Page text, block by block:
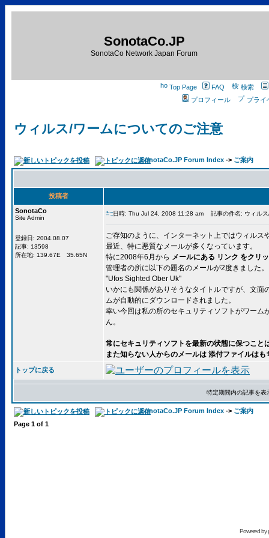
SonotaCo.JP
SonotaCo Network Japan Forum
Top Page FAQ
検索
プロフィール
プライ
ウィルス/ワームについてのご注意
SonotaCo.JP Forum Index -> ご案内
投稿者
SonotaCo
Site Admin
登録日: 2004.08.07
記事: 13598
所在地: 139.67E 35.65N
日時: Thu Jul 24, 2008 11:28 am 記事の件名: ウィル
ご存知のように、インターネット上ではウィルス
最近、特に悪質なメールが多くなっています。
特に2008年6月から メールにある リンク をクリ
管理者の所に以下の題名のメールが2度きました。
"Ufos Sighted Ober Uk"
いかにも関係がありそうなタイトルですが、文
ムが自動的にダウンロードされました。
幸い今回は私の所のセキュリティソフトがワー
ん。
常にセキュリティソフトを最新の状態に保つこと
また知らない人からのメールは 添付ファイルは
トップに戻る
特定期間内の記事を
SonotaCo.JP Forum Index -> ご案内
Page 1 of 1
Powered by